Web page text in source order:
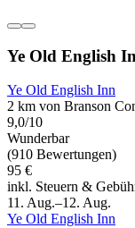
Ye Old English
Ye Old English Inn
2 km von Branson
9,0/10
Wunderbar
(910 Bewertungen)
95 €
inkl. Steuern &
11. Aug.–12. Aug.
Ye Old English Inn